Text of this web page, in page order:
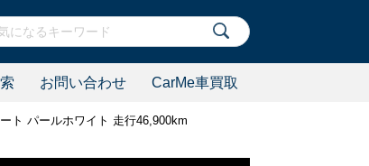
お問い合わせ CarMe車買取
ト パールホワイト 走行46,900km